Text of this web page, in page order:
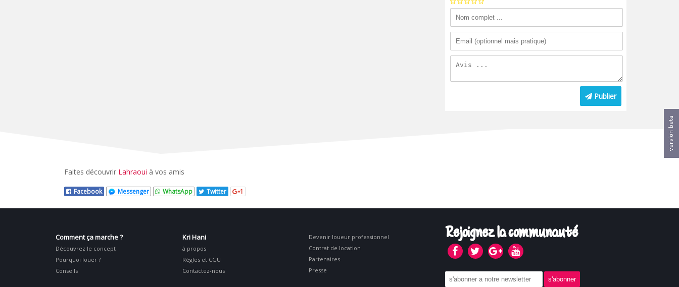
Publier
Faites découvrir Lahraoui à vos amis
Facebook Messenger WhatsApp Twitter 1
Comment ça marche ?
Découvrez le concept
Pourquoi louer ?
Conseils
Kri Hani
à propos
Régles et CGU
Contactez-nous
Devenir loueur professionnel
Contrat de location
Partenaires
Presse
Rejoignez la communauté